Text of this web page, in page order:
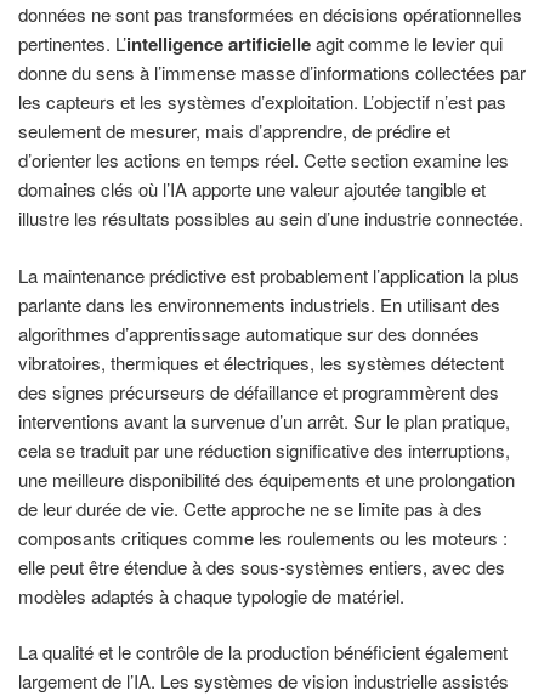
données ne sont pas transformées en décisions opérationnelles
pertinentes. L’intelligence artificielleagit comme le levier qui
donne du sens à l’immense masse d’informations collectées par
les capteurs et les systèmes d’exploitation. L’objectif n’est pas
seulement de mesurer, mais d’apprendre, de prédire et
d’orienter les actions en temps réel. Cette section examine les
domaines clés où l’IA apporte une valeur ajoutée tangible et
illustre les résultats possibles au sein d’une industrie connectée.
La maintenance prédictive est probablement l’application la plus
parlante dans les environnements industriels. En utilisant des
algorithmes d’apprentissage automatique sur des données
vibratoires, thermiques et électriques, les systèmes détectent
des signes précurseurs de défaillance et programmèrent des
interventions avant la survenue d’un arrêt. Sur le plan pratique,
cela se traduit par une réduction significative des interruptions,
une meilleure disponibilité des équipements et une prolongation
de leur durée de vie. Cette approche ne se limite pas à des
composants critiques comme les roulements ou les moteurs :
elle peut être étendue à des sous-systèmes entiers, avec des
modèles adaptés à chaque typologie de matériel.
La qualité et le contrôle de la production bénéficient également
largement de l’IA. Les systèmes de vision industrielle assistés